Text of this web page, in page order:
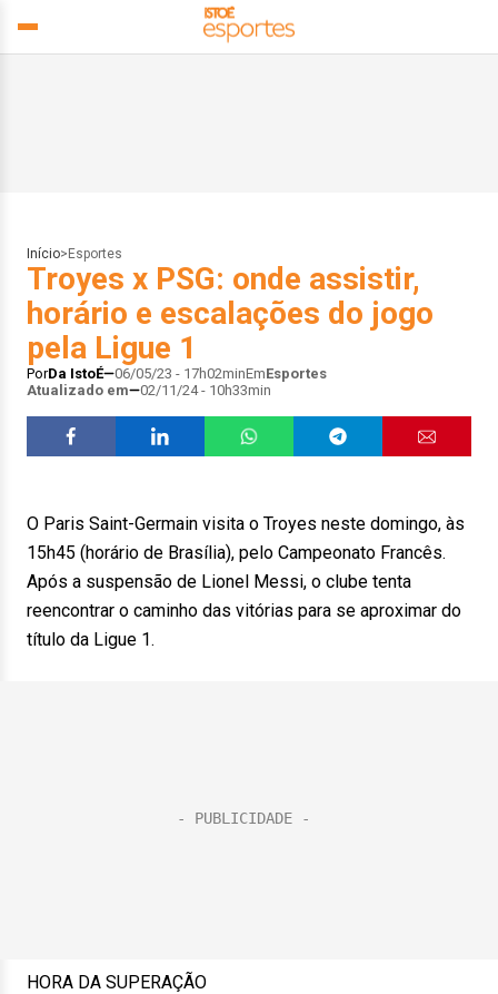
Início> Esportes
Troyes x PSG: onde assistir,
horário e escalações do jogo
pela Ligue 1
PorDa IstoÉ 06/05/23 - 17h02minEmEsportes
Atualizado em
02/11/24 - 10h33min
O Paris Saint-Germain visita o Troyes neste domingo, às
15h45 (horário de Brasília), pelo Campeonato Francês.
Após a suspensão de Lionel Messi, o clube tenta
reencontrar o caminho das vitórias para se aproximar do
título da Ligue 1.
HORA DA SUPERAÇÃO